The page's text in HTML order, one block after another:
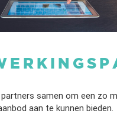
samen om een zo
aan te kunnen bieden.